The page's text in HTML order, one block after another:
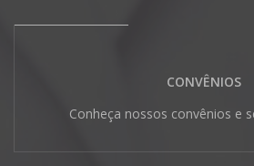
CONVÊNIOS
Conheça nossos convênios e